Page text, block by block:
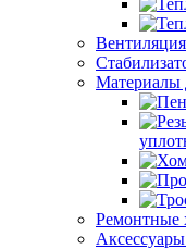
Вентиляция
Материалы
Ремонтные